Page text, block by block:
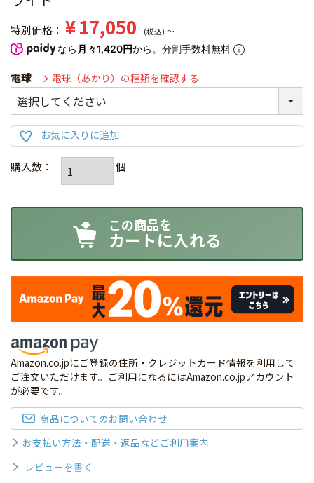
特別価格 ¥17,050 税込 〜
なら 月々1,420円から。分割手数料無料
電球 電球（あかり）の種類を確認する
カートに入れる
Amazon.co.jpにご登録の住所・クレジットカード情報を利用して
ご注文いただけます。ご利用になるにはAmazon.co.jpアカウント
が必要です。
商品についてのお問い合わせ
お支払い方法・配送・返品などご利用案内
レビューを書く